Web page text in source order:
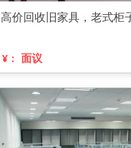
高价回收旧家具，老式柜
¥： 面议